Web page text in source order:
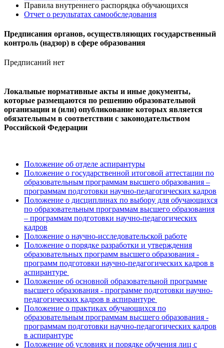
Правила внутреннего распорядка обучающихся
Отчет о результатах самообследования
Предписания органов, осуществляющих государственный
контроль (надзор) в сфере образования
Предписаний нет
Локальные нормативные акты и иные документы,
которые размещаются по решению образовательной
организации и (или) опубликование которых является
обязательным в соответствии с законодательством
Российской Федерации
Положение об отделе аспирантуры
Положение о государственной итоговой аттестации по
образовательным программам высшего образования –
программам подготовки научно-педагогических кадров
Положение о дисциплинах по выбору для обучающихся
по образовательным программам высшего образования
– программам подготовки научно-педагогических
кадров
Положение о научно-исследовательской работе
Положение о порядке разработки и утверждения
образовательных программ высшего образования -
программ подготовки научно-педагогических кадров в
аспирантуре
Положение об основной образовательной программе
высшего образования - программе подготовки научно-
педагогических кадров в аспирантуре
Положение о практиках обучающихся по
образовательным программам высшего образования -
программам подготовки научно-педагогических кадров
в аспирантуре
Положение об условиях и порядке обучения лиц с